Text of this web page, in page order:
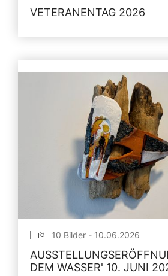
VETERANENTAG 2026
10 Bilder - 10.06.2026
DEM WASSER' 10. JUNI